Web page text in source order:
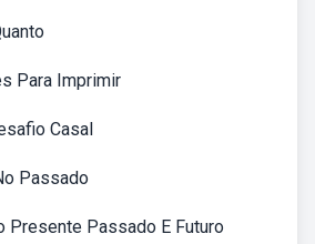
Para Imprimir
Casal
Passado
Presente Passado E Futuro